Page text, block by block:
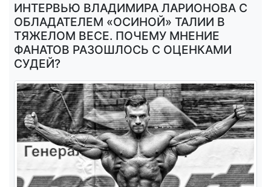
ИНТЕРВЬЮ ВЛАДИМИРА ЛАРИОНОВА С
ОБЛАДАТЕЛЕМ «ОСИНОЙ» ТАЛИИ В
ТЯЖЕЛОМ ВЕСЕ. ПОЧЕМУ МНЕНИЕ
ФАНАТОВ РАЗОШЛОСЬ С ОЦЕНКАМИ
СУДЕЙ?